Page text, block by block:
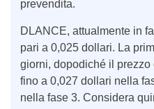
prevendita.
DLANCE, attualmente in
pari a 0,025 dollari. La
giorni, dopodiché il
fino a 0,027 dollari nella
nella fase 3. Considera